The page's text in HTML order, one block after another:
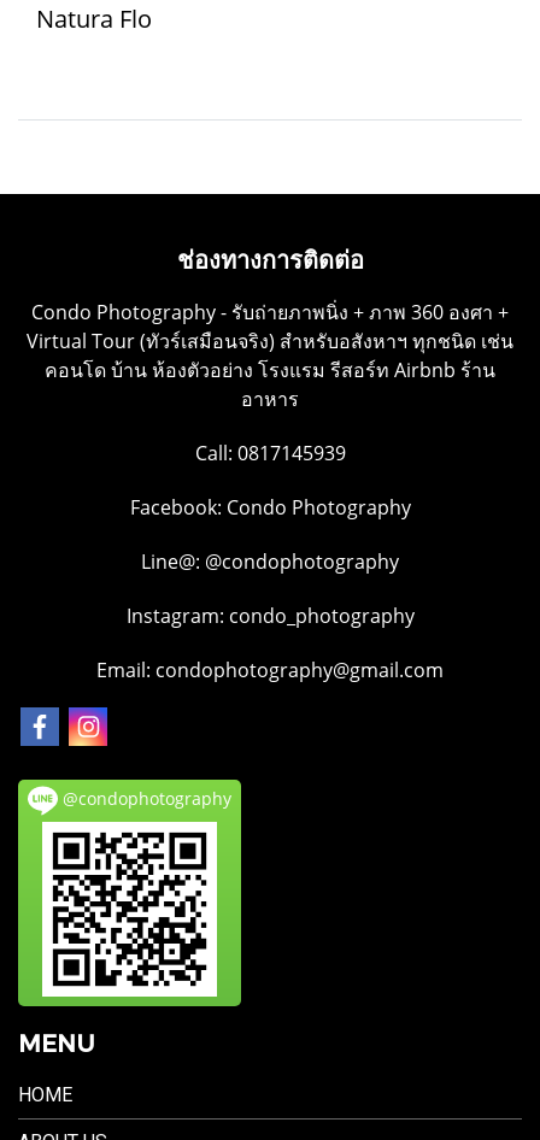
Natura Flo
ช่องทางการติดต่อ
Condo Photography - รับถ่ายภาพนิ่ง + ภาพ 360 องศา +
Virtual Tour (ทัวร์เสมือนจริง) สำหรับอสังหาฯ ทุกชนิด เช่น
คอนโด บ้าน ห้องตัวอย่าง โรงแรม รีสอร์ท Airbnb ร้าน
อาหาร
Call: 0817145939
Facebook: Condo Photography
Line@: @condophotography
Instagram: condo_photography
Email: condophotography@gmail.com
@condophotography
MENU
HOME